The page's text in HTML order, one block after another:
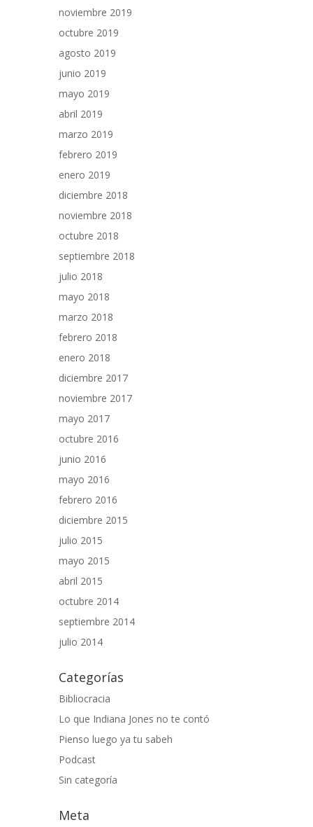
noviembre 2019
octubre 2019
agosto 2019
junio 2019
mayo 2019
abril 2019
marzo 2019
febrero 2019
enero 2019
diciembre 2018
noviembre 2018
octubre 2018
septiembre 2018
julio 2018
mayo 2018
marzo 2018
febrero 2018
enero 2018
diciembre 2017
noviembre 2017
mayo 2017
octubre 2016
junio 2016
mayo 2016
febrero 2016
diciembre 2015
julio 2015
mayo 2015
abril 2015
octubre 2014
septiembre 2014
julio 2014
Categorías
Bibliocracia
Lo que Indiana Jones no te contó
Pienso luego ya tu sabeh
Podcast
Sin categoría
Meta